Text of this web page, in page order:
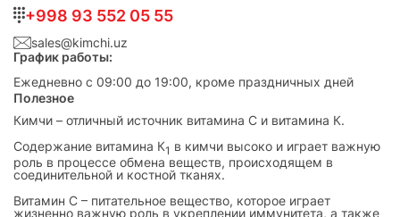
+998 93 552 05 55
sales@kimchi.uz
График работы:
Ежедневно с 09:00 до 19:00, кроме праздничных дней
Полезное
Кимчи – отличный источник витамина С и витамина К.
Cодержание витамина К1 в кимчи высоко и играет важную
роль в процессе обмена веществ, происходящем в
соединительной и костной тканях.
Витамин С – питательное вещество, которое играет
жизненно важную роль в укреплении иммунитета, а также